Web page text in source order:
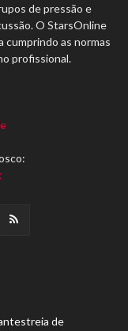
de pressão e
O StarsOnline
cumprindo as normas
profissional.
de